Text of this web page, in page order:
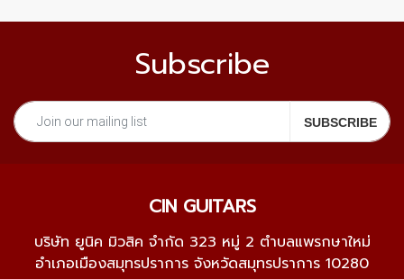
Subscribe
CIN GUITARS
บริษัท ยูนิค มิวสิค จำกัด 323 หมู่ 2 ตำบลแพรกษาใหม่
อำเภอเมืองสมุทรปราการ จังหวัดสมุทรปราการ 10280